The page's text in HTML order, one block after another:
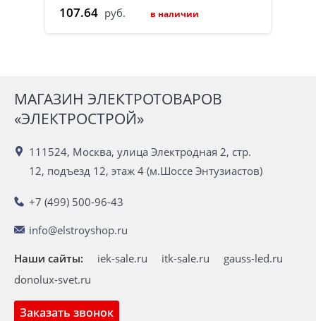
107.64 руб. в наличии
МАГАЗИН ЭЛЕКТРОТОВАРОВ
«ЭЛЕКТРОСТРОЙ»
111524, Москва, улица Электродная 2, стр.
12, подъезд 12, этаж 4 (м.Шоссе Энтузиастов)
+7 (499) 500-96-43
info@elstroyshop.ru
Заказать звонок
Наши сайты: iek-sale.ru itk-sale.ru
gauss-led.ru
donolux-svet.ru